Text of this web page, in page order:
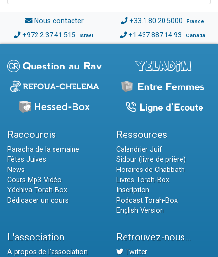
Nous contacter +33.1.80.20.5000 France
+972.2.37.41.515 Israël +1.437.887.14.93 Canada
Raccourcis
Paracha de la semaine
Fêtes Juives
News
Cours Mp3-Vidéo
Yéchiva Torah-Box
Dédicacer un cours
Ressources
Calendrier Juif
Sidour (livre de prière)
Horaires de Chabbath
Livres Torah-Box
Inscription
Podcast Torah-Box
English Version
L'association
A propos de l'association
Retrouvez-nous...
Twitter